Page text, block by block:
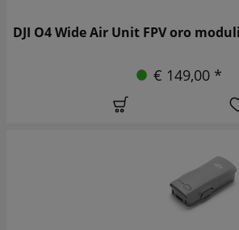
DJI O4 Wide Air Unit FPV oro
€ 149,00 *